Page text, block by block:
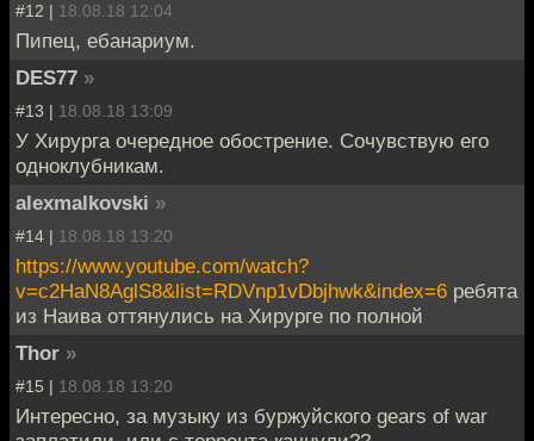
#12 | 18.08.18 12:04
Пипец, ебанариум.
DES77 »
#13 | 18.08.18 13:09
У Хирурга очередное обострение. Сочувствую его
одноклубникам.
alexmalkovski »
#14 | 18.08.18 13:20
https://www.youtube.com/watch?
v=c2HaN8AglS8&list=RDVnp1vDbjhwk&index=6 ребята
из Наива оттянулись на Хирурге по полной
Thor »
#15 | 18.08.18 13:20
Интересно, за музыку из буржуйского gears of war